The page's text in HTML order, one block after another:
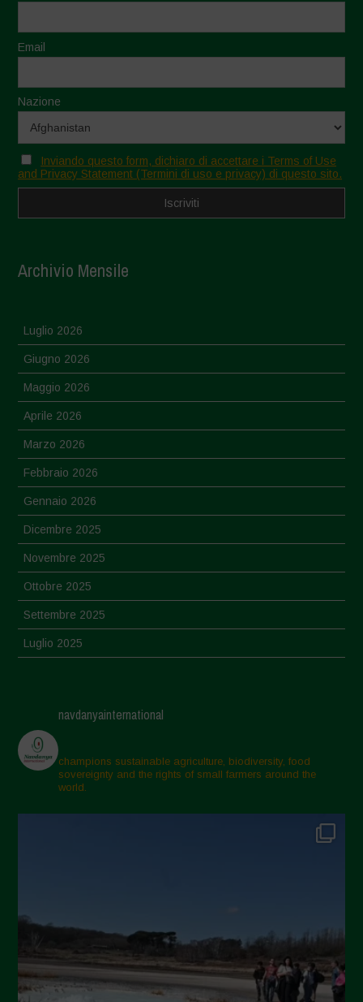
Email
Nazione
Inviando questo form, dichiaro di accettare i Terms of Use
and Privacy Statement (Termini di uso e privacy) di questo sito.
Archivio Mensile
Luglio 2026
Giugno 2026
Maggio 2026
Aprile 2026
Marzo 2026
Febbraio 2026
Gennaio 2026
Dicembre 2025
Novembre 2025
Ottobre 2025
Settembre 2025
Luglio 2025
Aprile 2025
Marzo 2025
Febbraio 2025
Gennaio 2025
Settembre 2024
Luglio 2024
Maggio 2024
navdanyainternational
champions sustainable agriculture, biodiversity, food
sovereignty and the rights of small farmers around the
world.